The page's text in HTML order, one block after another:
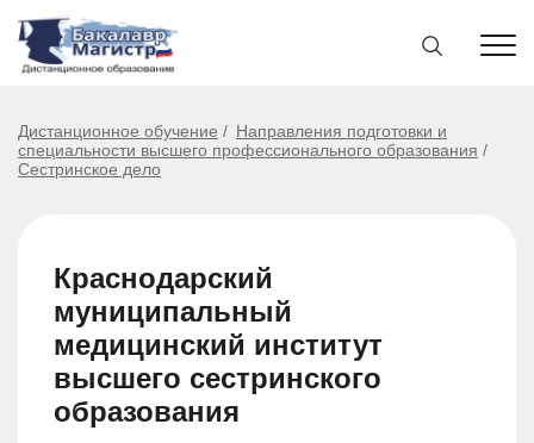
Дистанционное обучение
Направления подготовки и
специальности высшего профессионального образования
Сестринское дело
Краснодарский
муниципальный
медицинский институт
высшего сестринского
образования